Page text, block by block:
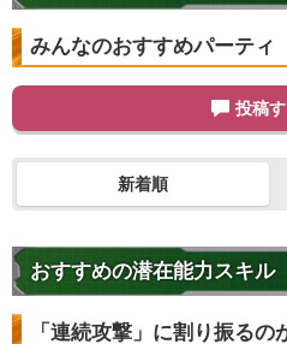
融合/合体
ゴテンクス
7.5 /10点
【発動リン
気力+9
【一致する
短期決戦
限界突破
フュージ
みんなのおすすめパーティ
投稿
新着順
おすすめの潜在能力スキル
「連続攻撃」に割り振るの